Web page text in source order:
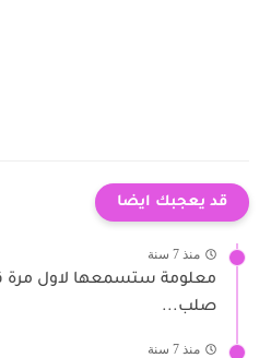
قد يعجبك ايضا
منذ 7 سنة
معلومة ستسمعها لاول مرة
صلب...
منذ 7 سنة